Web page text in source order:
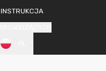
INSTRUKCJA